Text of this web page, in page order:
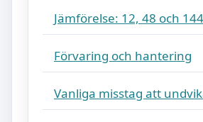
Jämförelse: 12, 48 och
Förvaring och hantering
Vanliga misstag att